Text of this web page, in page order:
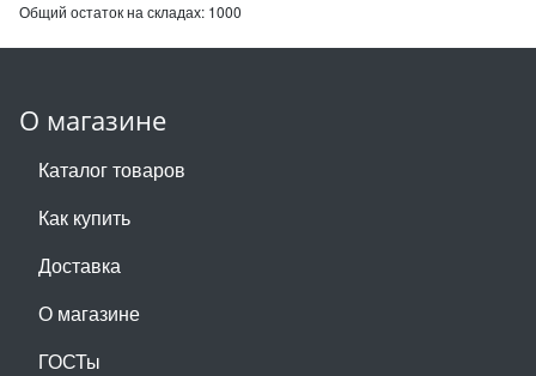
Общий остаток на складах: 1000
О магазине
Каталог товаров
Как купить
Доставка
О магазине
ГОСТы